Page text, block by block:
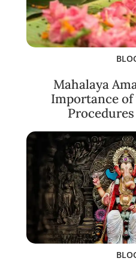
Mahalaya
Importance of